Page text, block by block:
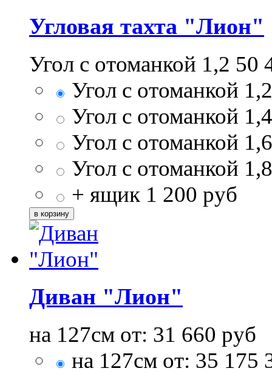
Угловая тахта "Лион"
Угол с отоманкой 1,2 50
Угол с отоманкой 1,2
Угол с отоманкой 1,4
Угол с отоманкой 1,6
Угол с отоманкой 1,8
+ ящик 1 200 руб
Диван "Лион"
на 127см от: 31 660 руб
на 127см от: 35 175